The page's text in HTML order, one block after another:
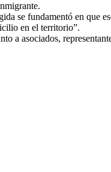
se fundamentó en que
en el territorio”.
a asociados,